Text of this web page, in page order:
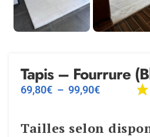
Tapis – Fourrure
69,80€ – 99,90€
Tailles selon